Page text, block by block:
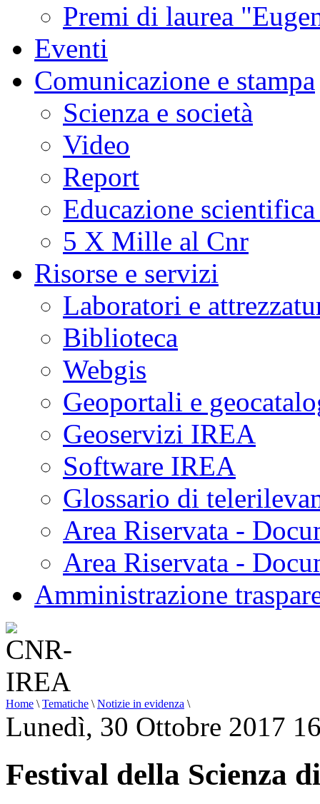
Premi di laurea
Eventi
Comunicazione e stampa
Scienza e società
Video
Report
Educazione
5 X Mille al Cnr
Risorse e servizi
Laboratori e
Biblioteca
Webgis
Geoportali e
Geoservizi IREA
Software IREA
Glossario di
Area Riservata -
Area Riservata -
Amministrazione
Home \ Tematiche \ Notizie in evidenza \
Lunedì, 30 Ottobre 2017
Festival della Scienza